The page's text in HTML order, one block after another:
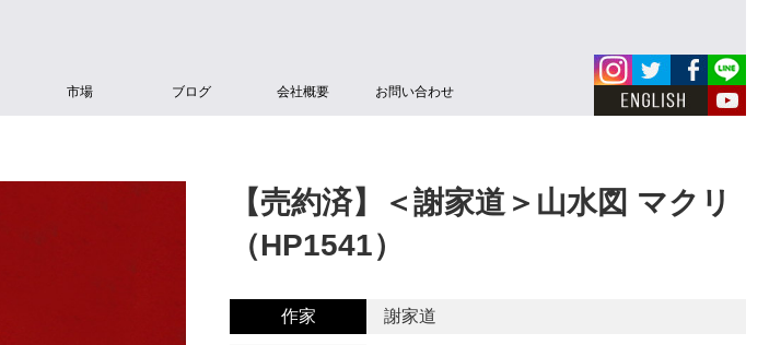
市場 ブログ 会社概要 お問い合わせ
【売約済】＜謝家道＞山水図 マクリ
（HP1541）
作家 謝家道